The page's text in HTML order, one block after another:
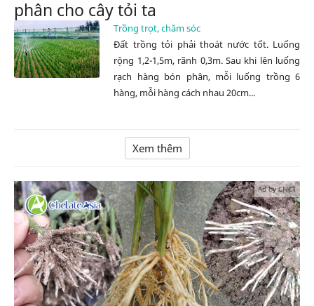
phân cho cây tỏi ta
Trồng trọt, chăm sóc
Đất trồng tỏi phải thoát nước tốt. Luống
rộng 1,2-1,5m, rãnh 0,3m. Sau khi lên luống
rạch hàng bón phân, mỗi luống trồng 6
hàng, mỗi hàng cách nhau 20cm...
Xem thêm
Ad by CNCT